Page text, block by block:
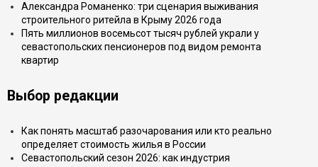
Александра Романенко: три сценария выживания
строительного ритейла в Крыму 2026 года
Пять миллионов восемьсот тысяч рублей украли у
севастопольских пенсионеров под видом ремонта
квартир
Выбор редакции
Как понять масштаб разочарования или кто реально
определяет стоимость жилья в России
Севастопольский сезон 2026: как индустрия